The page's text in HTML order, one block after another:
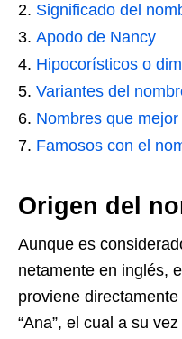
Significado del
Apodo de Nancy
Hipocorísticos o
Variantes del
Nombres que
Famosos con el
Origen del
Aunque es
netamente en inglés, el
proviene
“Ana”, el cual a su